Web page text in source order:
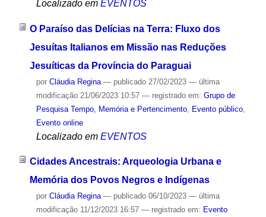
Localizado em EVENTOS
O Paraíso das Delícias na Terra: Fluxo dos
Jesuítas Italianos em Missão nas Reduções
Jesuíticas da Província do Paraguai
por Cláudia Regina — publicado27/02/2023 — última
modificação21/06/2023 10:57 — registrado em: Grupo de
Pesquisa Tempo, Memória e Pertencimento, Evento público,
Evento online
Localizado em EVENTOS
Cidades Ancestrais: Arqueologia Urbana e
Memória dos Povos Negros e Indígenas
por Cláudia Regina — publicado06/10/2023 — última
modificação11/12/2023 16:57 — registrado em: Evento